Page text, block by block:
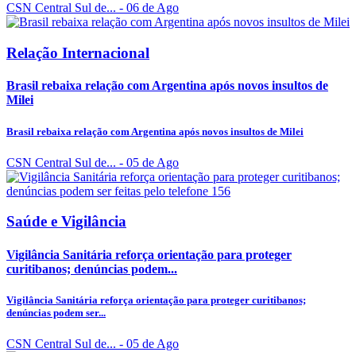
CSN Central Sul de... - 06 de Ago
Relação Internacional
Brasil rebaixa relação com Argentina após novos insultos de
Milei
Brasil rebaixa relação com Argentina após novos insultos de Milei
CSN Central Sul de... - 05 de Ago
Saúde e Vigilância
Vigilância Sanitária reforça orientação para proteger
curitibanos; denúncias podem...
Vigilância Sanitária reforça orientação para proteger curitibanos;
denúncias podem ser...
CSN Central Sul de... - 05 de Ago